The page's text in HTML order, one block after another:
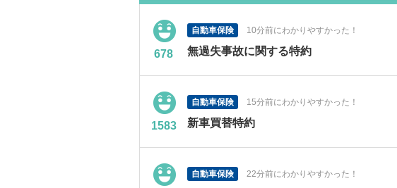
678
自動車保険 10分前にわかりやすかった！
無過失事故に関する特約
1583
自動車保険 15分前にわかりやすかった！
新車買替特約
自動車保険 22分前にわかりやすかった！